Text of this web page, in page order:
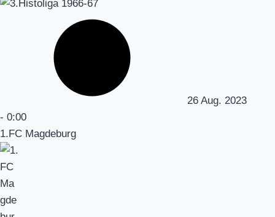
26 Aug. 2023
- 0:00
1.FC Magdeburg